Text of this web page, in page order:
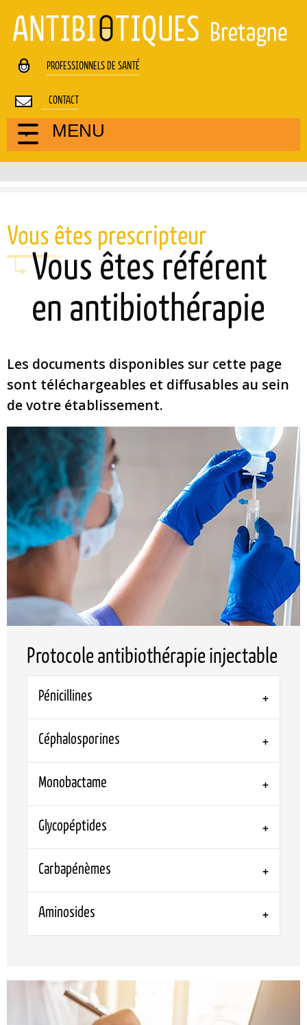
PROFESSIONNELS DE SANTÉ
CONTACT
MENU
Vous êtes prescripteur
Vous êtes référent
en antibiothérapie
Les documents disponibles sur cette page
sont téléchargeables et diffusables au sein
de votre établissement.
Protocole antibiothérapie injectable
Pénicillines
Céphalosporines
Monobactame
Glycopéptides
Carbapénèmes
Aminosides